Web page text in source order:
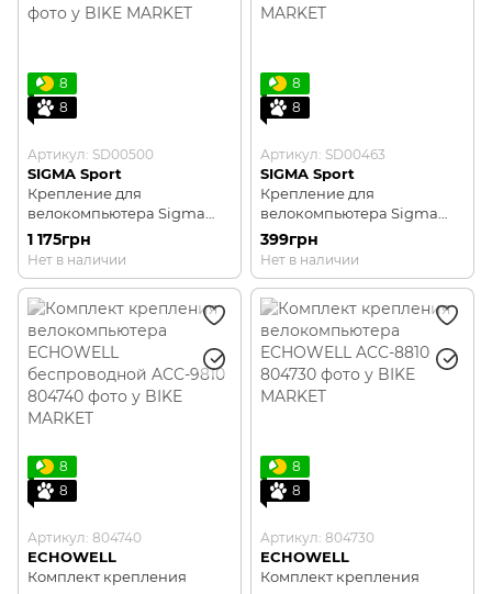
8
8
Артикул: SD00500
SIGMA Sport
Крепление для
велокомпьютера Sigma
Over Clamp Butler GPS
Sigma Sport
1 175грн
Нет в наличии
8
8
Артикул: SD00463
SIGMA Sport
Крепление для
велокомпьютера Sigma
GPS Bracket Sigma Sport
399грн
Нет в наличии
8
8
Артикул: 804740
ECHOWELL
Комплект крепления
8
8
Артикул: 804730
ECHOWELL
Комплект крепления